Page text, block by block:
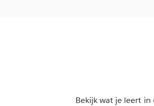
Bekijk wat je leert